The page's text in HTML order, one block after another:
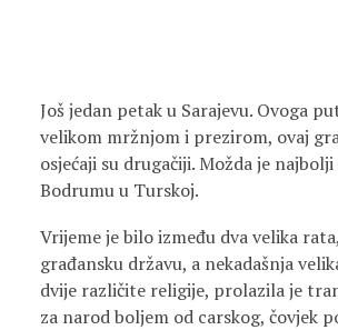
Još jedan petak u Sarajevu. Ovoga
velikom mržnjom i prezirom, ovaj
osjećaji su drugačiji. Možda je
Bodrumu u Turskoj.
Vrijeme je bilo između dva velika
građansku državu, a nekadašnja
dvije različite religije, prolazila je
za narod boljem od carskog, čovjek